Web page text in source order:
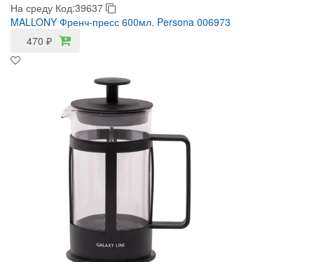
На среду Код:39637
MALLONY Френч-пресс 600мл. Persona 006973
470 ₽